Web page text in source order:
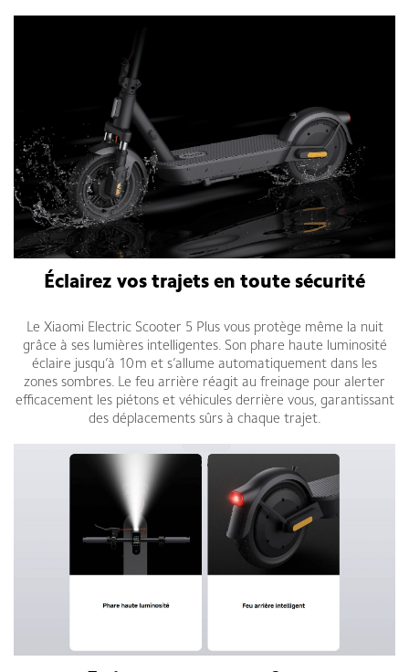
Éclairez vos trajets en toute sécurité
Le Xiaomi Electric Scooter 5 Plus vous protège même la nuit
grâce à ses lumières intelligentes. Son phare haute luminosité
éclaire jusqu’à 10 m et s’allume automatiquement dans les
zones sombres. Le feu arrière réagit au freinage pour alerter
efficacement les piétons et véhicules derrière vous, garantissant
des déplacements sûrs à chaque trajet.